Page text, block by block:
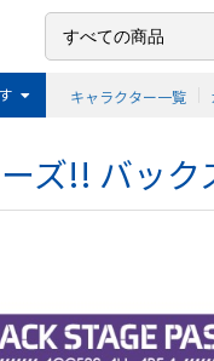
キャラクター一覧
ズ!! バッ